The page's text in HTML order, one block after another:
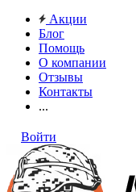
Акции
Блог
Помощь
О компании
Отзывы
Контакты
...
Войти